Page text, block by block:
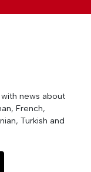
news about
French,
Turkish and